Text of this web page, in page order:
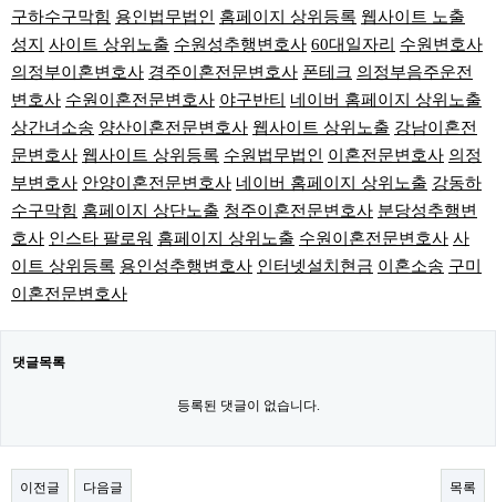
구하수구막힘 용인법무법인 홈페이지 상위등록 웹사이트 노출
성지 사이트 상위노출 수원성추행변호사 60대일자리
수원변호사
의정부이혼변호사 경주이혼전문변호사 폰테크 의정부음주운전
변호사 수원이혼전문변호사 야구반티
네이버 홈페이지 상위노출
상간녀소송 양산이혼전문변호사 웹사이트 상위노출 강남이혼전
문변호사 웹사이트 상위등록 수원법무법인 이혼전문변호사 의정
부변호사 안양이혼전문변호사 네이버 홈페이지 상위노출 강동하
수구막힘 홈페이지 상단노출 청주이혼전문변호사 분당성추행변
호사 인스타 팔로워 홈페이지 상위노출 수원이혼전문변호사 사
이트 상위등록 용인성추행변호사 인터넷설치현금 이혼소송 구미
이혼전문변호사
댓글목록
등록된 댓글이 없습니다.
이전글 다음글 목록